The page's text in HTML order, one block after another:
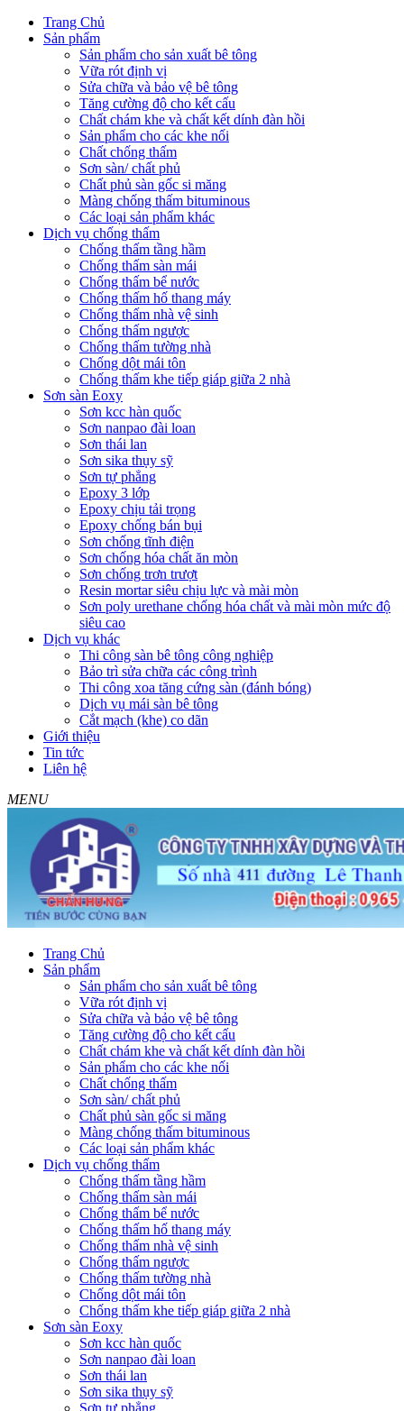
Trang Chủ
Sản phẩm
Sản phẩm cho sản xuất bê tông
Vữa rót định vị
Sửa chữa và bảo vệ bê tông
Tăng cường độ cho kết cấu
Chất chám khe và chất kết dính đàn hồi
Sản phẩm cho các khe nối
Chất chống thấm
Sơn sàn/ chất phủ
Chất phủ sàn gốc si măng
Màng chống thấm bituminous
Các loại sản phẩm khác
Dịch vụ chống thấm
Chống thấm tầng hầm
Chống thấm sàn mái
Chống thấm bể nước
Chống thấm hố thang máy
Chống thấm nhà vệ sinh
Chống thấm ngược
Chống thấm tường nhà
Chống dột mái tôn
Chống thấm khe tiếp giáp giữa 2 nhà
Sơn sàn Eoxy
Sơn kcc hàn quốc
Sơn nanpao đài loan
Sơn thái lan
Sơn sika thụy sỹ
Sơn tự phẳng
Epoxy 3 lớp
Epoxy chịu tải trọng
Epoxy chống bán bụi
Sơn chống tĩnh điện
Sơn chống hóa chất ăn mòn
Sơn chống trơn trượt
Resin mortar siêu chịu lực và mài mòn
Sơn poly urethane chống hóa chất và mài mòn mức độ
siêu cao
Dịch vụ khác
Thi công sàn bê tông công nghiệp
Bảo trì sửa chữa các công trình
Thi công xoa tăng cứng sàn (đánh bóng)
Dịch vụ mái sàn bê tông
Cắt mạch (khe) co dãn
Giới thiệu
Tin tức
Liên hệ
MENU
Trang Chủ
Sản phẩm
Sản phẩm cho sản xuất bê tông
Vữa rót định vị
Sửa chữa và bảo vệ bê tông
Tăng cường độ cho kết cấu
Chất chám khe và chất kết dính đàn hồi
Sản phẩm cho các khe nối
Chất chống thấm
Sơn sàn/ chất phủ
Chất phủ sàn gốc si măng
Màng chống thấm bituminous
Các loại sản phẩm khác
Dịch vụ chống thấm
Chống thấm tầng hầm
Chống thấm sàn mái
Chống thấm bể nước
Chống thấm hố thang máy
Chống thấm nhà vệ sinh
Chống thấm ngược
Chống thấm tường nhà
Chống dột mái tôn
Chống thấm khe tiếp giáp giữa 2 nhà
Sơn sàn Eoxy
Sơn kcc hàn quốc
Sơn nanpao đài loan
Sơn thái lan
Sơn sika thụy sỹ
Sơn tự phẳng